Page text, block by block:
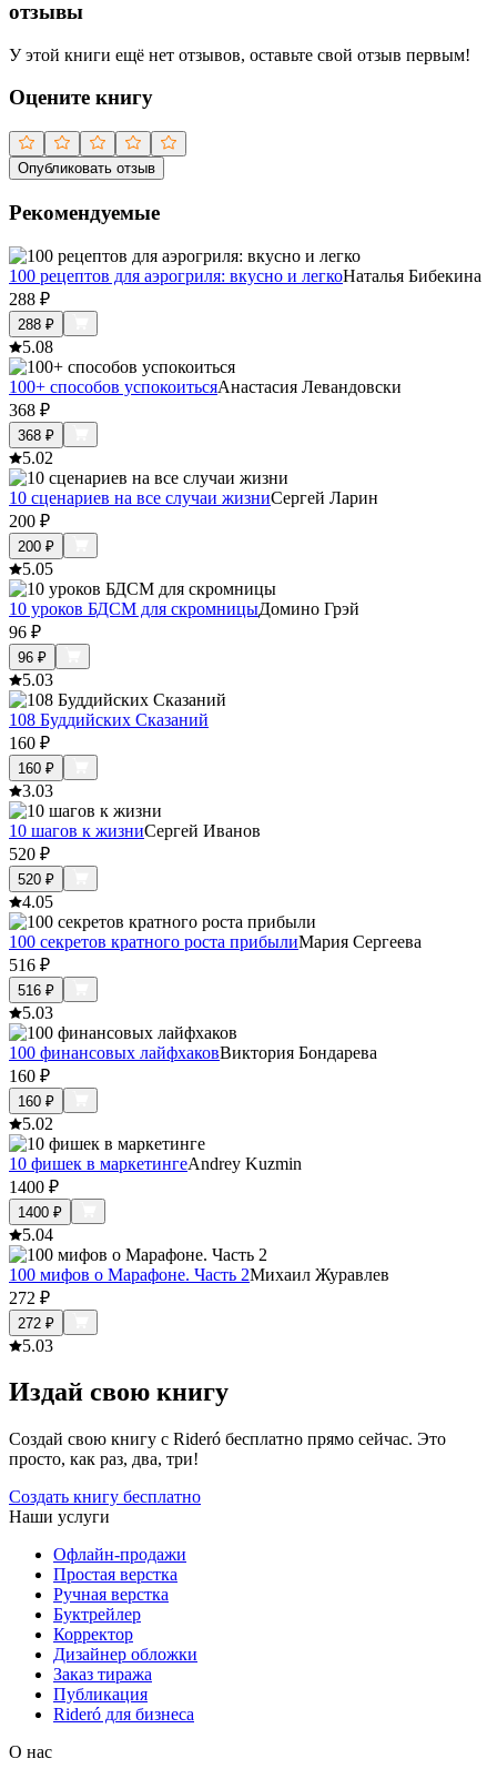
отзывы
У этой книги ещё нет отзывов, оставьте свой отзыв первым!
Оцените книгу
Опубликовать отзыв
Рекомендуемые
100 рецептов для аэрогриля: вкусно и легкоНаталья Бибекина
288 ₽
288 ₽
5.08
100+ способов успокоитьсяАнастасия Левандовски
368 ₽
368 ₽
5.02
10 сценариев на все случаи жизниСергей Ларин
200 ₽
200 ₽
5.05
10 уроков БДСМ для скромницыДомино Грэй
96 ₽
96 ₽
5.03
108 Буддийских Сказаний
160 ₽
160 ₽
3.03
10 шагов к жизниСергей Иванов
520 ₽
520 ₽
4.05
100 секретов кратного роста прибылиМария Сергеева
516 ₽
516 ₽
5.03
100 финансовых лайфхаковВиктория Бондарева
160 ₽
160 ₽
5.02
10 фишек в маркетингеAndrey Kuzmin
1400 ₽
1400 ₽
5.04
100 мифов о Марафоне. Часть 2Михаил Журавлев
272 ₽
272 ₽
5.03
Издай свою книгу
Создай свою книгу с Rideró бесплатно прямо сейчас. Это
просто, как раз, два, три!
Создать книгу бесплатно
Наши услуги
Офлайн-продажи
Простая верстка
Ручная верстка
Буктрейлер
Корректор
Дизайнер обложки
Заказ тиража
Публикация
Rideró для бизнеса
О нас